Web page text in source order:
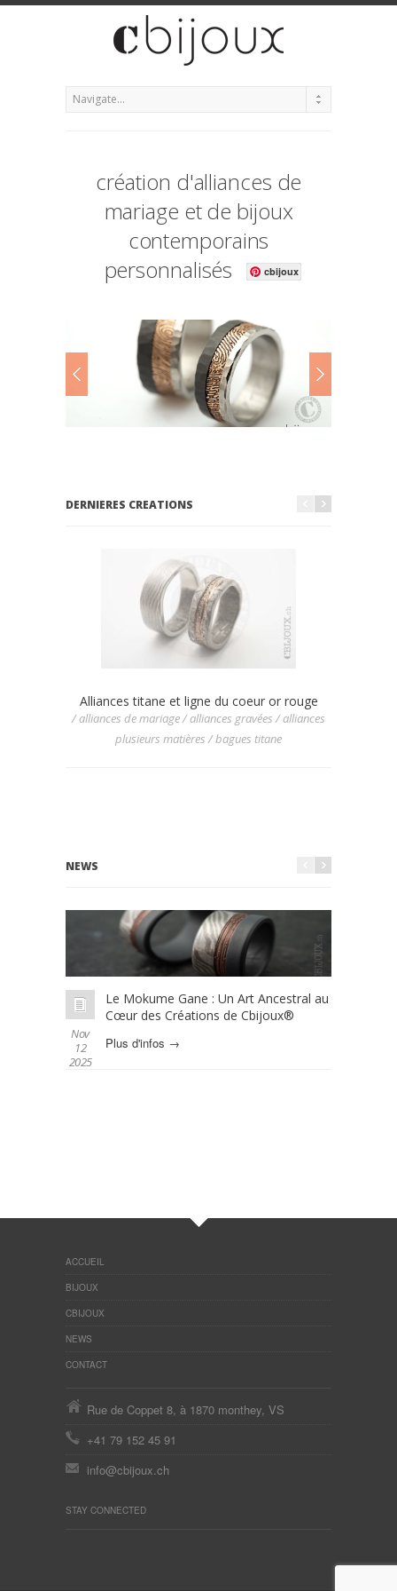
création d'alliances de
mariage et de bijoux
contemporains
personnalisés
cbijoux
DERNIERES CREATIONS
Alliances titane et ligne du coeur or rouge
/ alliances de mariage / alliances gravées / alliances
plusieurs matières / bagues titane
NEWS
Nov
12
2025
Le Mokume Gane : Un Art Ancestral au
Cœur des Créations de Cbijoux®
Plus d'infos →
ACCUEIL
BIJOUX
CBIJOUX
NEWS
CONTACT
Rue de Coppet 8, à 1870 monthey, VS
+41 79 152 45 91
info@cbijoux.ch
STAY CONNECTED